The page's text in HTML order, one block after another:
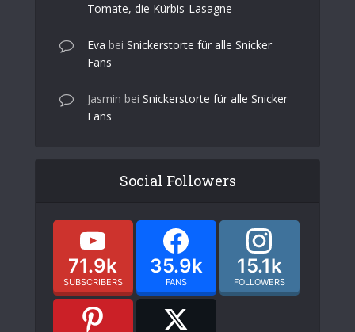
Tomate, die Kürbis-Lasagne
Eva bei Snickerstorte für alle Snicker
Fans
Jasmin bei Snickerstorte für alle Snicker
Fans
Social Followers
71.9k
SUBSCRIBERS
35.9k
FANS
15.1k
FOLLOWERS